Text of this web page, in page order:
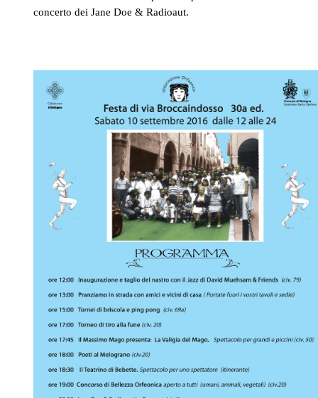
concerto dei Jane Doe & Radioaut.